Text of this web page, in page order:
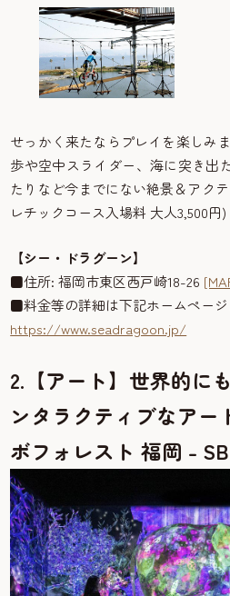
せっかく来たならプレイを楽しみ
歩や空中スライダー、海に突き出
たりなど今までにない絶景＆アク
レチックコース入場料 大人3,500円)
【シー・ドラグーン】
■住所: 福岡市東区西戸崎18-26
■料金等の詳細は下記ホームページ
https://www.seadragoon.jp/
2.【アート】世界的に
ンタラクティブなアー
ボフォレスト 福岡 -